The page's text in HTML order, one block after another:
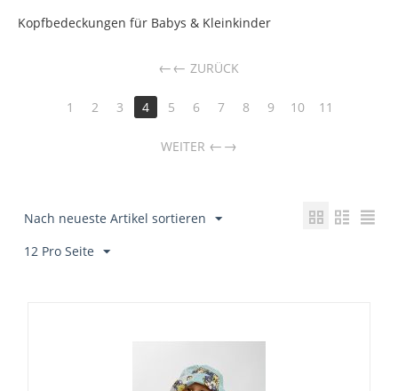
Kopfbedeckungen für Babys & Kleinkinder
← ZURÜCK
1 2 3 4 5 6 7 8 9 10 11
WEITER →
Nach neueste Artikel sortieren
12 Pro Seite